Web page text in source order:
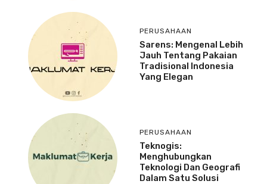
PERUSAHAAN
Sarens: Mengenal Lebih
Jauh Tentang Pakaian
Tradisional Indonesia
Yang Elegan
PERUSAHAAN
Teknogis:
Menghubungkan
Teknologi Dan Geografi
Dalam Satu Solusi